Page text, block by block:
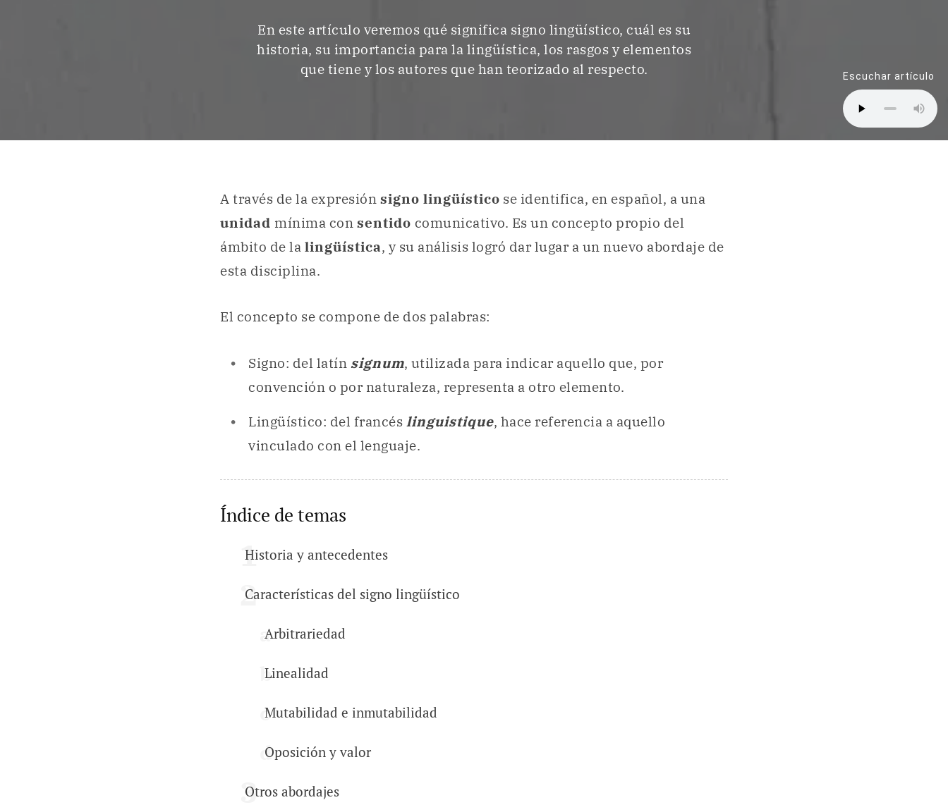
En este artículo veremos qué significa signo lingüístico, cuál es su
historia, su importancia para la lingüística, los rasgos y elementos
que tiene y los autores que han teorizado al respecto.
Escuchar artículo
A través de la expresión signo lingüístico se identifica, en español, a una
unidad mínima con sentido comunicativo. Es un concepto propio del
ámbito de la lingüística, y su análisis logró dar lugar a un nuevo abordaje de
esta disciplina.
El concepto se compone de dos palabras:
Signo: del latín signum, utilizada para indicar aquello que, por
convención o por naturaleza, representa a otro elemento.
Lingüístico: del francés linguistique, hace referencia a aquello
vinculado con el lenguaje.
Índice de temas
Historia y antecedentes
Características del signo lingüístico
Arbitrariedad
Linealidad
Mutabilidad e inmutabilidad
Oposición y valor
Otros abordajes